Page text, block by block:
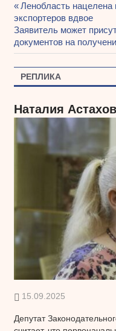
Навигация
по
записям
Предыдущая
запись:
Ленобласть нацелена
экспортеров вдвое
Следующая
запись:
Заявитель может
документов на
РЕПЛИКА
Наталия
15.09.2025
Депутат